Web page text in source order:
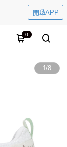
開啟APP
0
1/8